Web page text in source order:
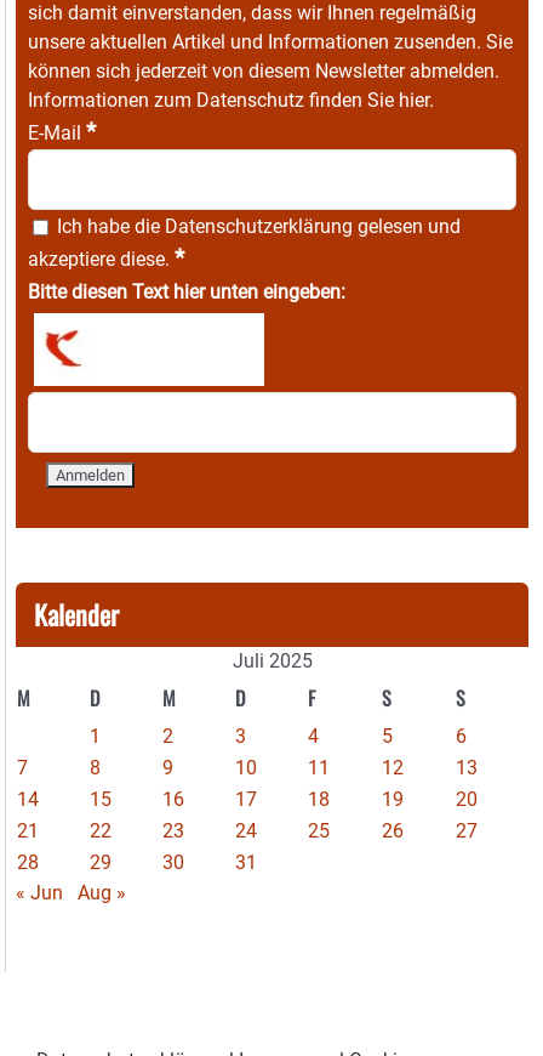
sich damit einverstanden, dass wir Ihnen regelmäßig
unsere aktuellen Artikel und Informationen zusenden. Sie
können sich jederzeit von diesem Newsletter abmelden.
Informationen zum Datenschutz finden Sie hier.
E-Mail *
Ich habe die Datenschutzerklärung gelesen und
akzeptiere diese. *
Bitte diesen Text hier unten eingeben:
Kalender
Juli 2025
M D M D F S S
1 2 3 4 5
6
7
8 9 10 11 12
13
14
15 16 17 18 19
20
21
22 23 24 25 26
27
28
29 30
31
« Jun
Aug »